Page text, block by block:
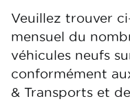
Veuillez trouver
mensuel du
véhicules neufs
conformément
& Transports et de